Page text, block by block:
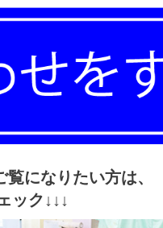
になりたい方は、
ック↓↓↓